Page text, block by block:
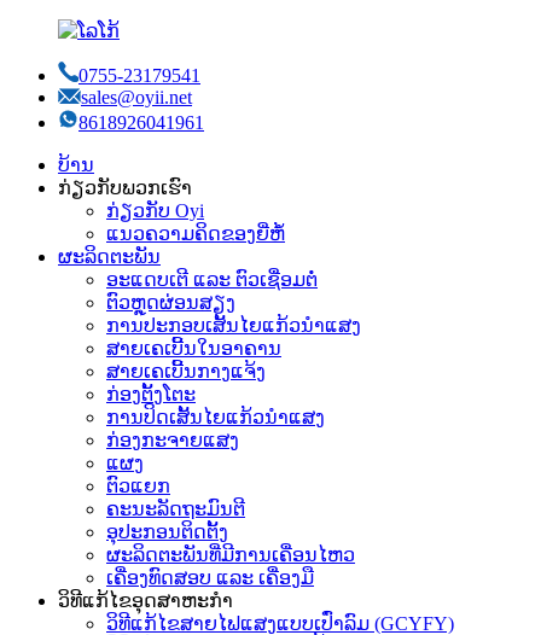
0755-23179541
sales@oyii.net
8618926041961
ບ້ານ
ກ່ຽວກັບພວກເຮົາ
ກ່ຽວກັບ Oyi
ແນວຄວາມຄິດຂອງຍີ່ຫໍ້
ຜະລິດຕະພັນ
ອະແດບເຕີ ແລະ ຕົວເຊື່ອມຕໍ່
ຕົວຫຼຸດຜ່ອນສຽງ
ການປະກອບເສັ້ນໄຍແກ້ວນຳແສງ
ສາຍເຄເບີ້ນໃນອາຄານ
ສາຍເຄເບີ້ນກາງແຈ້ງ
ກ່ອງຕັ້ງໂຕະ
ການປິດເສັ້ນໄຍແກ້ວນຳແສງ
ກ່ອງກະຈາຍແສງ
ແຜງ
ຕົວແຍກ
ຄະນະລັດຖະມົນຕີ
ອຸປະກອນຕິດຕັ້ງ
ຜະລິດຕະພັນທີ່ມີການເຄື່ອນໄຫວ
ເຄື່ອງທົດສອບ ແລະ ເຄື່ອງມື
ວິທີແກ້ໄຂອຸດສາຫະກໍາ
ວິທີແກ້ໄຂສາຍໄຟແສງແບບເປົ່າລົມ (GCYFY)